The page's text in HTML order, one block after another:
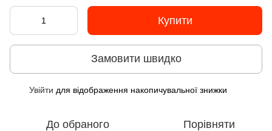
Купити
Замовити швидко
Увійти для відображення накопичувальної знижки
До обраного Порівняти